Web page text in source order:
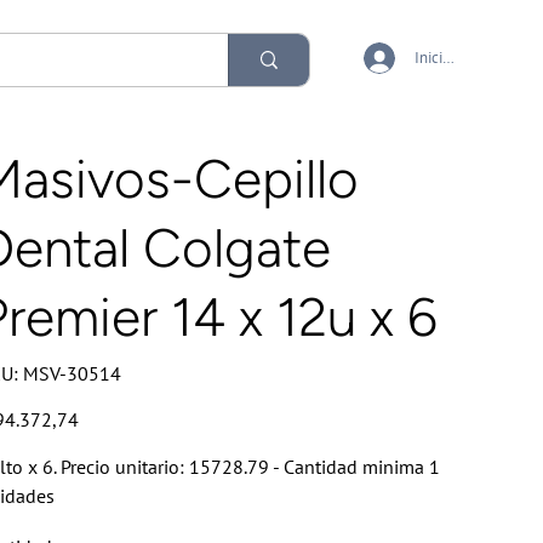
Iniciar sesión
Cepillo
Colgate
14 x 12u x 6
SKU
MSV-
MSV-30514
x 6. Precio unitario: 15728.79 - Cantidad minima 1